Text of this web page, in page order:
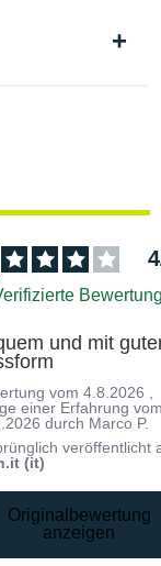
4
und mit
vom4.8.2026
einer Erfahrung
durch Marco P.
veröffentlicht
(it)
Originalbewertung
anzeigen